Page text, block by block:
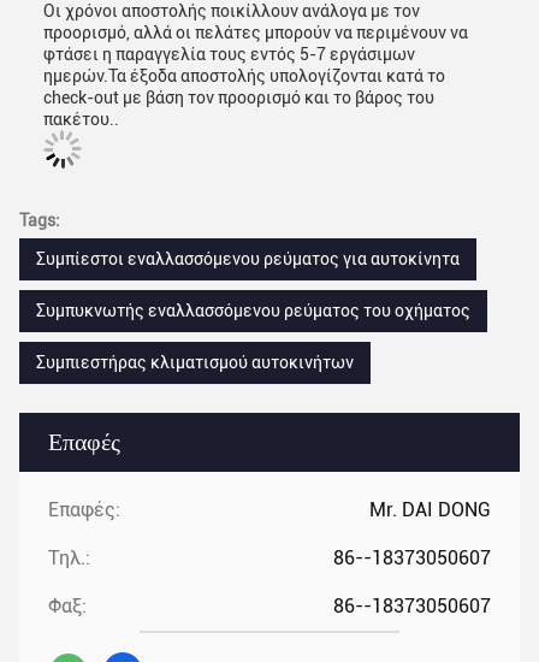
Επαφές
Επαφές: Mr. DAI DONG
Τηλ.: 86--18373050607
Φαξ: 86--18373050607
Οι χρόνοι αποστολής ποικίλλουν ανάλογα με τον
προορισμό, αλλά οι πελάτες μπορούν να περιμένουν να
φτάσει η παραγγελία τους εντός 5-7 εργάσιμων
ημερών.Τα έξοδα αποστολής υπολογίζονται κατά το
check-out με βάση τον προορισμό και το βάρος του
πακέτου..
Tags:
Συμπίεστοι εναλλασσόμενου ρεύματος για αυτοκίνητα
Συμπυκνωτής εναλλασσόμενου ρεύματος του οχήματος
Συμπιεστήρας κλιματισμού αυτοκινήτων